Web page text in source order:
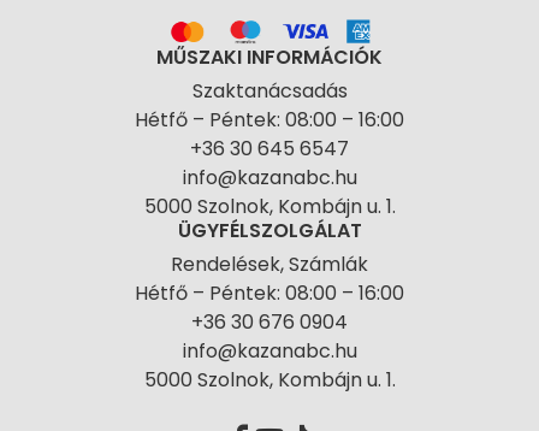
MŰSZAKI INFORMÁCIÓK
Szaktanácsadás
Hétfő – Péntek: 08:00 – 16:00
+36 30 645 6547
info@kazanabc.hu
5000 Szolnok, Kombájn u. 1.
ÜGYFÉLSZOLGÁLAT
Rendelések, Számlák
Hétfő – Péntek: 08:00 – 16:00
+36 30 676 0904
info@kazanabc.hu
5000 Szolnok, Kombájn u. 1.